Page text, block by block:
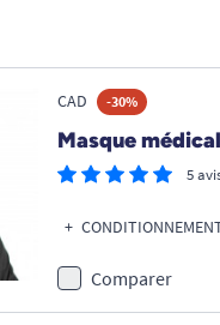
CAD -30%
Masque
5
Comparer